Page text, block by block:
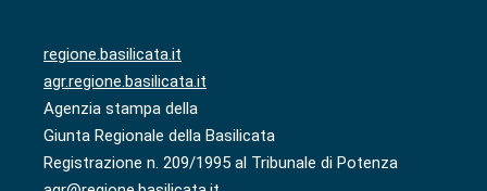
regione.basilicata.it
agr.regione.basilicata.it
Agenzia stampa della
Giunta Regionale della Basilicata
Registrazione n. 209/1995 al Tribunale di Potenza